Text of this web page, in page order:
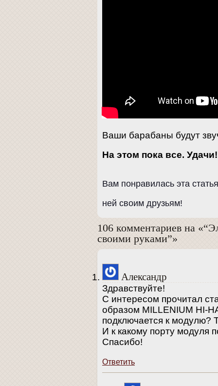
Ваши барабаны будут
На этом пока все. Удачи!
Вам понравилась эта
ней своим друзьям!
106 комментариев на
своими руками”»
Александр
Здравствуйте!
С интересом прочитал
образом MILLENIUM HI-
подключается к модулю?
И к какому порту модуля
Спасибо!
Ответить